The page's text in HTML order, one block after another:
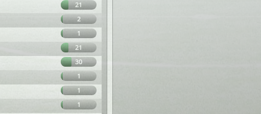
21
2
1
21
30
1
1
1